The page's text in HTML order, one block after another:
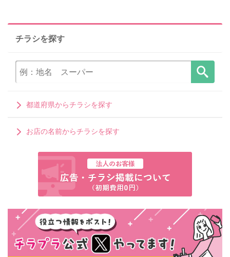
チラシを探す
都道府県からチラシを探す
お店の名前からチラシを探す